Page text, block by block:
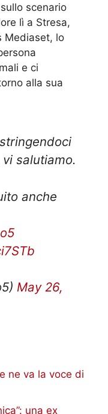
scenario
lì a Stresa,
Mediaset, lo
e ci
alla sua
salutiamo.
anche
May 26,
ne va la voce di
una ex